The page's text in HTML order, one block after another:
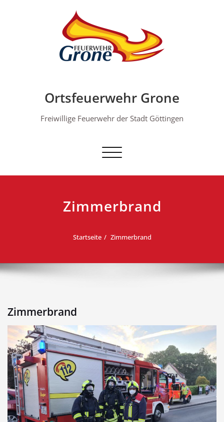
Ortsfeuerwehr Grone
Freiwillige Feuerwehr der Stadt Göttingen
Schalte Navigation
Zimmerbrand
Startseite Zimmerbrand
Zimmerbrand